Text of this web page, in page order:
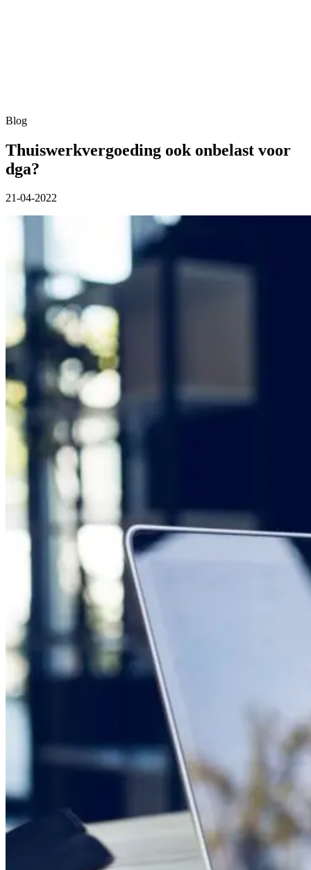
Blog
Thuiswerkvergoeding ook onbelast voor
dga?
21-04-2022